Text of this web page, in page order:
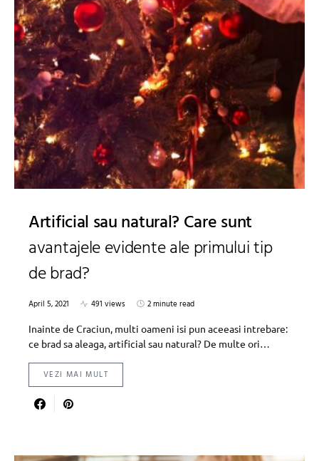
Artificial sau natural? Care sunt
avantajele evidente ale primului tip
de brad?
April 5, 2021 491 views
2 minute read
Inainte de Craciun, multi oameni isi pun aceeasi intrebare:
ce brad sa aleaga, artificial sau natural? De multe ori…
VEZI MAI MULT